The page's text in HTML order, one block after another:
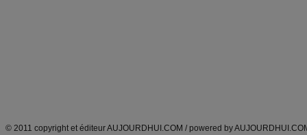
© 2011 copyright et éditeur AUJOURDHUI.COM / powered by